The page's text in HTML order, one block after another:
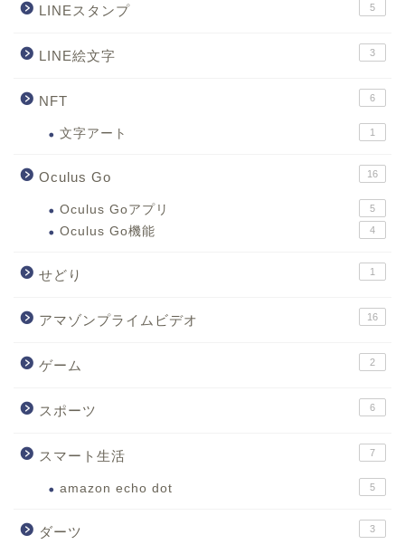
LINEスタンプ 5
LINE絵文字 3
NFT 6
文字アート 1
Oculus Go 16
Oculus Goアプリ 5
Oculus Go機能 4
せどり 1
アマゾンプライムビデオ 16
ゲーム 2
スポーツ 6
スマート生活 7
amazon echo dot 5
ダーツ 3